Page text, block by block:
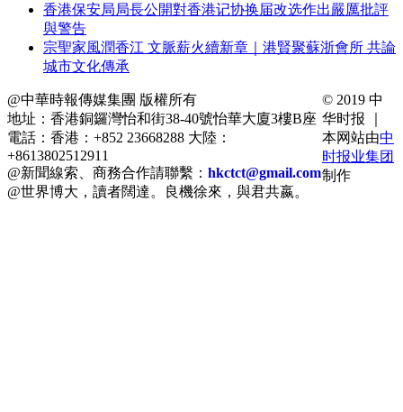
香港保安局局長公開對香港记协换届改选作出嚴厲批評
與警告
宗聖家風潤香江 文脈薪火續新章｜港賢聚蘇浙會所 共論
城市文化傳承
@中華時報傳媒集團 版權所有
地址：香港銅鑼灣怡和街38-40號怡華大廈3樓B座
電話：香港：+852 23668288 大陸：
+8613802512911
@新聞線索、商務合作請聯繫： hkctct@gmail.com
@世界博大，讀者闊達。良機徐來，與君共嬴。
© 2019 中
华时报 ｜
本网站由中
时报业集团
制作